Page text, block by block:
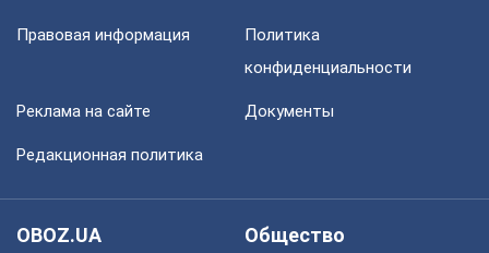
Правовая информация
Политика
конфиденциальности
Реклама на сайте Документы
Редакционная политика
OBOZ.UA
Общество